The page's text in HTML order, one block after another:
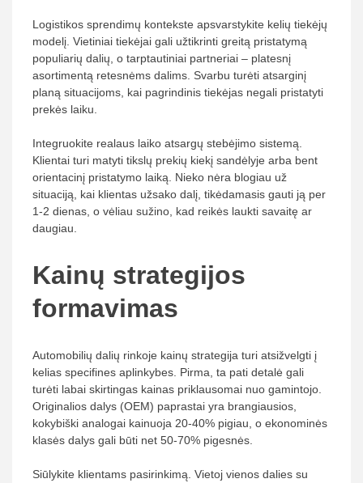
Logistikos sprendimų kontekste apsvarstykite kelių tiekėjų
modelį. Vietiniai tiekėjai gali užtikrinti greitą pristatymą
populiarių dalių, o tarptautiniai partneriai – platesnį
asortimentą retesnėms dalims. Svarbu turėti atsarginį
planą situacijoms, kai pagrindinis tiekėjas negali pristatyti
prekės laiku.
Integruokite realaus laiko atsargų stebėjimo sistemą.
Klientai turi matyti tikslų prekių kiekį sandėlyje arba bent
orientacinį pristatymo laiką. Nieko nėra blogiau už
situaciją, kai klientas užsako dalį, tikėdamasis gauti ją per
1-2 dienas, o vėliau sužino, kad reikės laukti savaitę ar
daugiau.
Kainų strategijos
formavimas
Automobilių dalių rinkoje kainų strategija turi atsižvelgti į
kelias specifines aplinkybes. Pirma, ta pati detalė gali
turėti labai skirtingas kainas priklausomai nuo gamintojo.
Originalios dalys (OEM) paprastai yra brangiausios,
kokybiški analogai kainuoja 20-40% pigiau, o ekonominės
klasės dalys gali būti net 50-70% pigesnės.
Siūlykite klientams pasirinkimą. Vietoj vienos dalies su